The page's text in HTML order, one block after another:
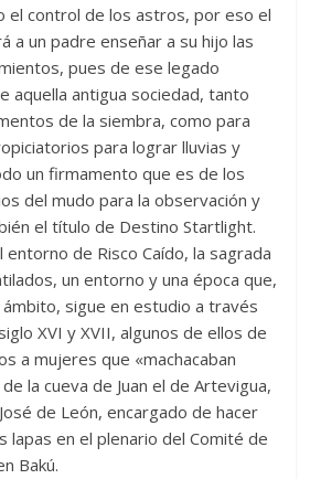
el control de los astros, por eso el
a un padre enseñar a su hijo las
pues de ese legado
aquella antigua sociedad, tanto
de la siembra, como para
para lograr lluvias y
un firmamento que es de los
del mudo para la observación y
el título de Destino Startlight.
entorno de Risco Caído, la sagrada
un entorno y una época que,
sigue en estudio a través
XVI y XVII, algunos de ellos de
a mujeres que «machacaban
la cueva de Juan el de Artevigua,
de León, encargado de hacer
lapas en el plenario del Comité de
Bakú.